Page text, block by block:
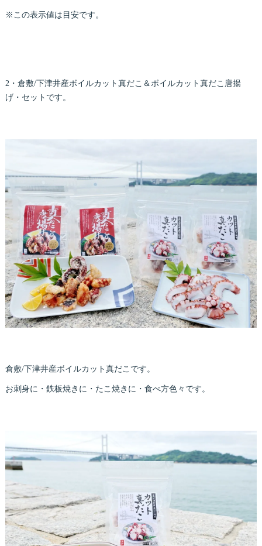
※この表示値は目安です。
2・倉敷/下津井産ボイルカット真だこ＆ボイルカット真だこ唐揚
げ・セットです。
倉敷/下津井産ボイルカット真だこです。
お刺身に・鉄板焼きに・たこ焼きに・食べ方色々です。